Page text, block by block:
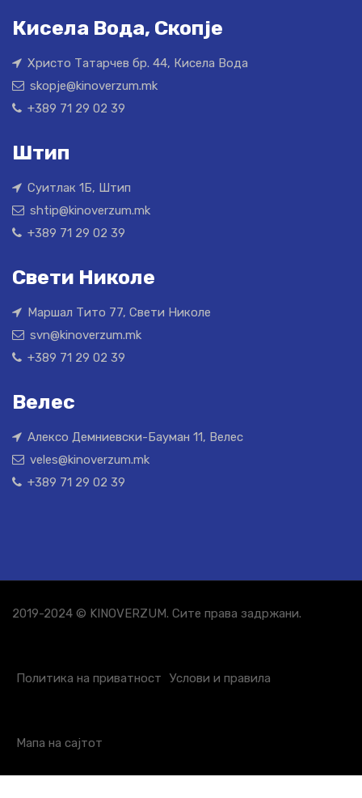
Кисела Вода, Скопје
Христо Татарчев бр. 44, Кисела Вода
skopje@kinoverzum.mk
+389 71 29 02 39
Штип
Суитлак 1Б, Штип
shtip@kinoverzum.mk
+389 71 29 02 39
Свети Николе
Маршал Тито 77, Свети Николе
svn@kinoverzum.mk
+389 71 29 02 39
Велес
Алексо Демниевски-Бауман 11, Велес
veles@kinoverzum.mk
+389 71 29 02 39
2019-2024 © KINOVERZUM. Сите права задржани.
Политика на приватност Услови и правила
Мапа на сајтот